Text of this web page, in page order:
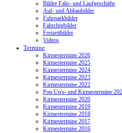
Bilder Fahr- und Laufgeschäfte
Auf- und Abbaubilder
Fuhrparkbilder
Fahrchipbilder
Freizeitbilder
Videos
Termine
Kirmestermine 2026
Kirmestermine 2025
Kirmestermine 2024
Kirmestermine 2023
Kirmestermine 2022
Pop Up's- und Kirmestermine
Kirmestermine 2020
Kirmestermine 2019
Kirmestermine 2018
Kirmestermine 2017
Kirmestermine 2016